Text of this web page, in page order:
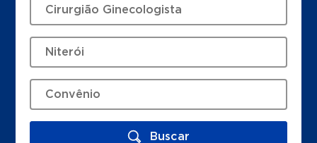
Buscar